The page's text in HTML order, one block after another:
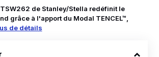
de Stanley/Stella redéfinit le
grâce à l'apport du Modal TENCEL™,
de détails